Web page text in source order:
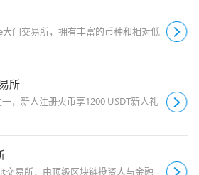
门交易所，拥有丰富的币种和相对低
所
，新人注册火币享1200 USDT新人礼
交易所，由顶级区块链投资人与金融